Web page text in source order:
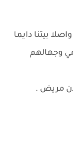
بيتنا دايما
وجهالهم
مريض .